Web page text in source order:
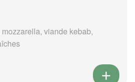
viande kebab,